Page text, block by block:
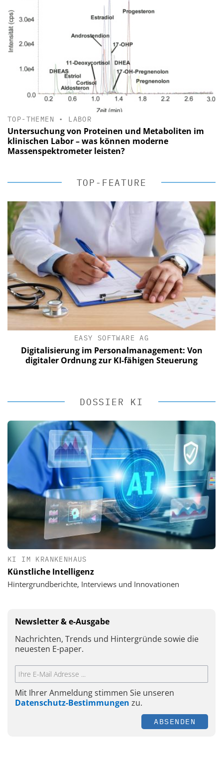
TOP-THEMEN • LABOR
Untersuchung von Proteinen und Metaboliten im
klinischen Labor – was können moderne
Massenspektrometer leisten?
TOP-FEATURE
EASY SOFTWARE AG
Digitalisierung im Personalmanagement: Von
digitaler Ordnung zur KI-fähigen Steuerung
DOSSIER KI
KI IM KRANKENHAUS
Künstliche Intelligenz
Hintergrundberichte, Interviews und Innovationen
Newsletter & e-Ausgabe
Nachrichten, Trends und Hintergründe sowie die
neuesten E-paper.
Mit Ihrer Anmeldung stimmen Sie unseren
Datenschutz-Bestimmungen zu.
ABSENDEN